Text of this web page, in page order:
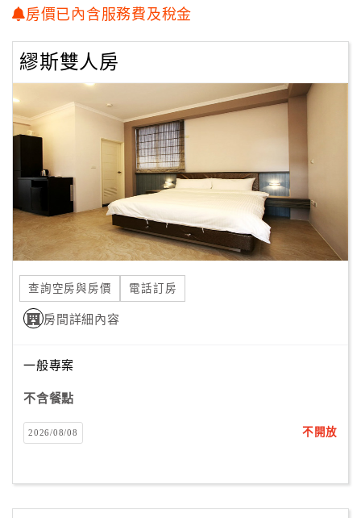
顧
務
顧
意
訂
單
管
理
員
戶
客
服
房價已內含服務費及稅金
繆斯雙人房
查詢空房與房價 電話訂房
房間詳細內容
一般專案
不含餐點
2026/08/08 不開放